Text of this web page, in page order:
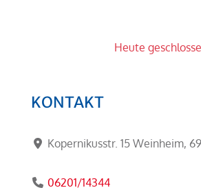
Heute
KONTAKT
Kopernikusstr. 15 Weinheim,
06201/14344